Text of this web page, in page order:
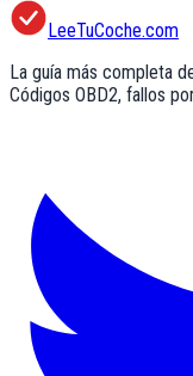
LeeTuCoche.com
La guía más completa
Códigos OBD2, fallos